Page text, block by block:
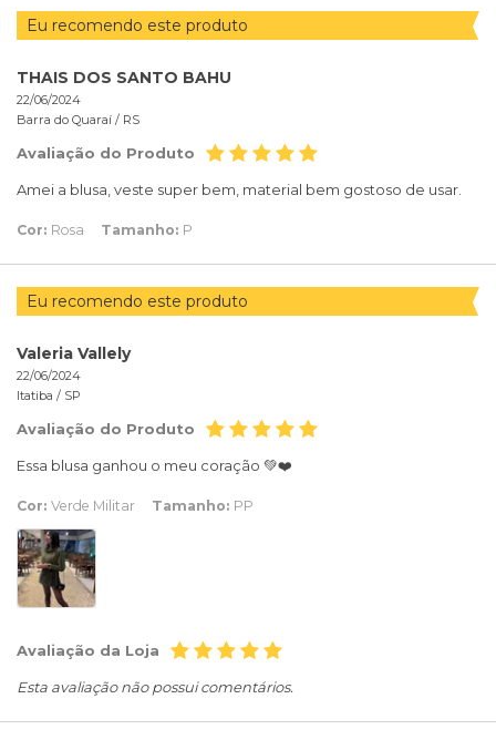
Eu recomendo este produto
THAIS DOS SANTO BAHU
22/06/2024
Barra do Quaraí / RS
Avaliação do Produto
Amei a blusa, veste super bem, material bem gostoso de usar.
Cor: Rosa Tamanho: P
Eu recomendo este produto
Valeria Vallely
22/06/2024
Itatiba / SP
Avaliação do Produto
Essa blusa ganhou o meu coração 💚❤️
Cor: Verde Militar Tamanho: PP
Avaliação da Loja
Esta avaliação não possui comentários.